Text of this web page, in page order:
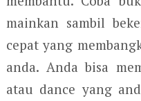
mainkan sambil
cepat yang
anda. Anda bisa
atau dance yang